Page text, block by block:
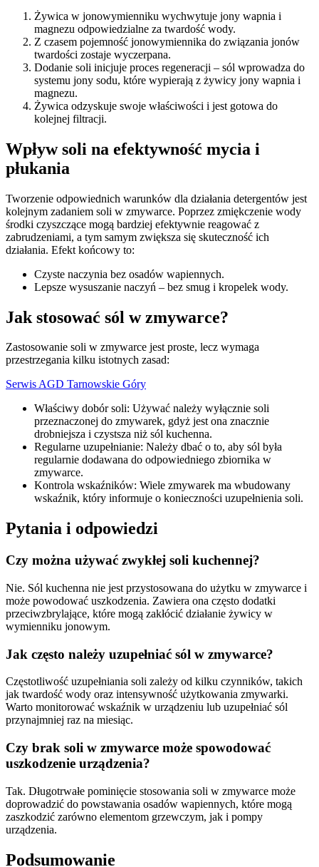
Żywica w jonowymienniku wychwytuje jony wapnia i
magnezu odpowiedzialne za twardość wody.
Z czasem pojemność jonowymiennika do związania jonów
twardości zostaje wyczerpana.
Dodanie soli inicjuje proces regeneracji – sól wprowadza do
systemu jony sodu, które wypierają z żywicy jony wapnia i
magnezu.
Żywica odzyskuje swoje właściwości i jest gotowa do
kolejnej filtracji.
Wpływ soli na efektywność mycia i
płukania
Tworzenie odpowiednich warunków dla działania detergentów jest
kolejnym zadaniem soli w zmywarce. Poprzez zmiękczenie wody
środki czyszczące mogą bardziej efektywnie reagować z
zabrudzeniami, a tym samym zwiększa się skuteczność ich
działania. Efekt końcowy to:
Czyste naczynia bez osadów wapiennych.
Lepsze wysuszanie naczyń – bez smug i kropelek wody.
Jak stosować sól w zmywarce?
Zastosowanie soli w zmywarce jest proste, lecz wymaga
przestrzegania kilku istotnych zasad:
Serwis AGD Tarnowskie Góry
Właściwy dobór soli: Używać należy wyłącznie soli
przeznaczonej do zmywarek, gdyż jest ona znacznie
drobniejsza i czystsza niż sól kuchenna.
Regularne uzupełnianie: Należy dbać o to, aby sól była
regularnie dodawana do odpowiedniego zbiornika w
zmywarce.
Kontrola wskaźników: Wiele zmywarek ma wbudowany
wskaźnik, który informuje o konieczności uzupełnienia soli.
Pytania i odpowiedzi
Czy można używać zwykłej soli kuchennej?
Nie. Sól kuchenna nie jest przystosowana do użytku w zmywarce i
może powodować uszkodzenia. Zawiera ona często dodatki
przeciwzbrylające, które mogą zakłócić działanie żywicy w
wymienniku jonowym.
Jak często należy uzupełniać sól w zmywarce?
Częstotliwość uzupełniania soli zależy od kilku czynników, takich
jak twardość wody oraz intensywność użytkowania zmywarki.
Warto monitorować wskaźnik w urządzeniu lub uzupełniać sól
przynajmniej raz na miesiąc.
Czy brak soli w zmywarce może spowodować
uszkodzenie urządzenia?
Tak. Długotrwałe pominięcie stosowania soli w zmywarce może
doprowadzić do powstawania osadów wapiennych, które mogą
zaszkodzić zarówno elementom grzewczym, jak i pompy
urządzenia.
Podsumowanie